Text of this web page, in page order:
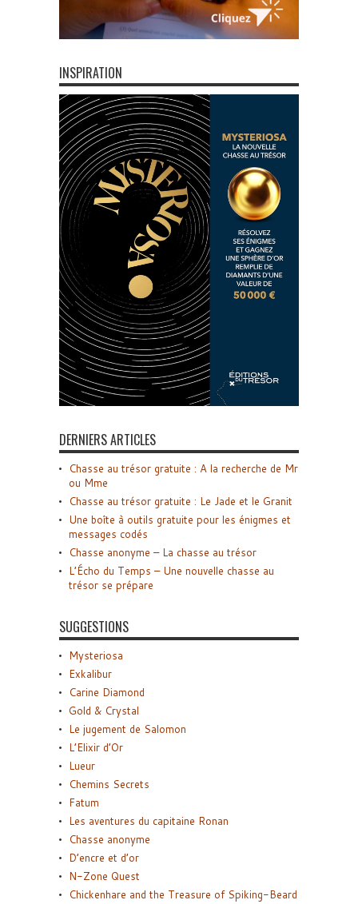
INSPIRATION
DERNIERS ARTICLES
Chasse au trésor gratuite : A la recherche de Mr
ou Mme
Chasse au trésor gratuite : Le Jade et le Granit
Une boîte à outils gratuite pour les énigmes et
messages codés
Chasse anonyme – La chasse au trésor
L’Écho du Temps – Une nouvelle chasse au
trésor se prépare
SUGGESTIONS
Mysteriosa
Exkalibur
Carine Diamond
Gold & Crystal
Le jugement de Salomon
L’Elixir d’Or
Lueur
Chemins Secrets
Fatum
Les aventures du capitaine Ronan
Chasse anonyme
D’encre et d’or
N-Zone Quest
Chickenhare and the Treasure of Spiking-Beard